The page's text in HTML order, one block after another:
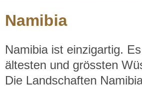
Namibia
Namibia ist einzigartig.
ältesten und grössten
Die Landschaften